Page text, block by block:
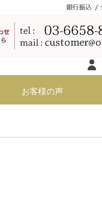
お客様の声